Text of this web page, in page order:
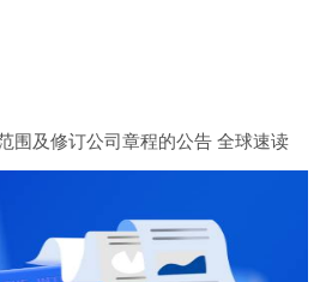
围及修订公司章程的公告 全球速读